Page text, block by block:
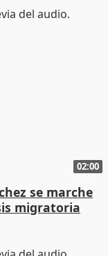
02:00
se marche
migratoria